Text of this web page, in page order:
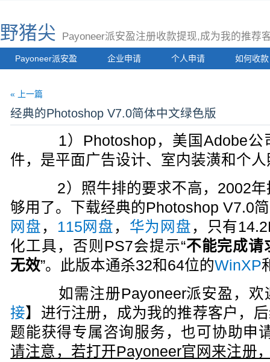
野猪尖 Payoneer派安盈注册收款提现,成为我的推荐
Payoneer派安盈 企业申请 个人申请 如何收款
« 上一篇
经典的Photoshop V7.0简体中文绿色版
1）Photoshop，美国Adobe公
件，是平面广告设计、室内装潢和个
2）照牛排的要求不高，2002年
够用了。下载经典的Photoshop V7.0
网盘 ， 115网盘 ， 华为网盘 ，只有
化工具，否则PS7会提示“不能完成请
无效”。此版本通杀32和64位的WinXP
如需注册Payoneer派安盈，欢
接】进行注册，成为我的推荐客户，
题能获得专属咨询服务，也可协助申
请注意，若打开Payoneer官网来注册